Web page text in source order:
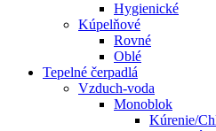
Hygienické
Kúpelňové
Rovné
Oblé
Tepelné čerpadlá
Vzduch-voda
Monoblok
Kúrenie/